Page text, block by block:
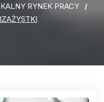
RYNEK PRACY